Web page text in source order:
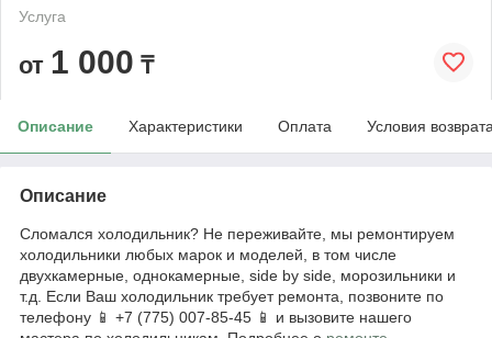
Услуга
от 1 000 ₸
Описание Характеристики Оплата Условия
Описание
Сломался холодильник? Не переживайте, мы ремонтируем
холодильники любых марок и моделей, в том числе
двухкамерные, однокамерные, side by side, морозильники и
т.д. Если Ваш холодильник требует ремонта, позвоните по
телефону 📱 +7 (775) 007-85-45 📱 и вызовите нашего